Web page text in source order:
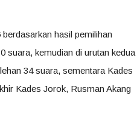
hasil pemilihan
suara, kemudian di urutan kedua
34 suara, sementara Kades
Kades Jorok, Rusman Akang